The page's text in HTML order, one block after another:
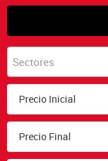
Sectores